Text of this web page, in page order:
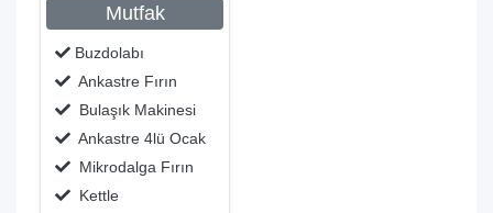
Mutfak
Buzdolabı
Ankastre Fırın
Bulaşık Makinesi
Ankastre 4lü Ocak
Mikrodalga Fırın
Kettle